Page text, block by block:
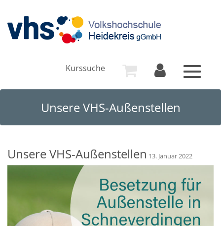
Kurssuche
Toggle
Unsere VHS-Außenstellen
Unsere VHS-Außenstellen 13. Januar 2022